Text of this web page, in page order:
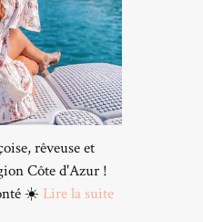
rêveuse et
Côte d'Azur !
☀️ Lire la suite